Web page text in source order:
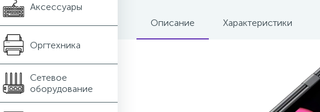
Аксессуары
Оргтехника
Сетевое
оборудование
Описание Характеристики